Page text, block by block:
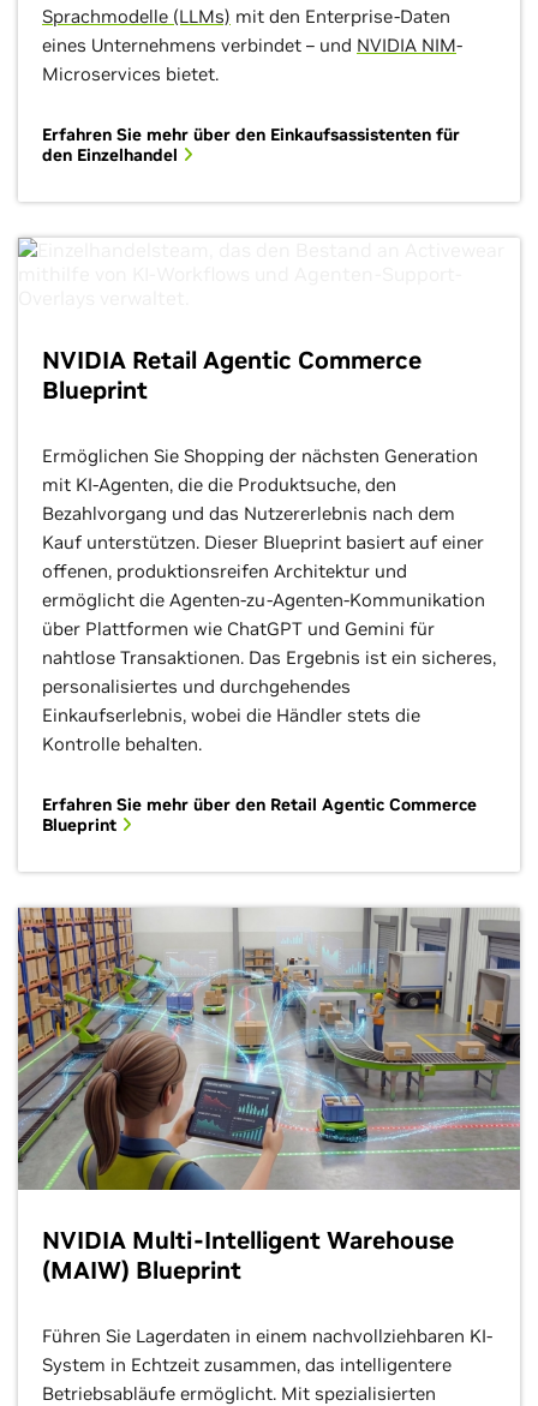
Sprachmodelle (LLMs) mit den Enterprise-Daten
eines Unternehmens verbindet – und NVIDIA NIM-
Microservices bietet.
Erfahren Sie mehr über den Einkaufsassistenten für
den Einzelhandel
NVIDIA Retail Agentic Commerce
Blueprint
Ermöglichen Sie Shopping der nächsten Generation
mit KI-Agenten, die die Produktsuche, den
Bezahlvorgang und das Nutzererlebnis nach dem
Kauf unterstützen. Dieser Blueprint basiert auf einer
offenen, produktionsreifen Architektur und
ermöglicht die Agenten-zu-Agenten-Kommunikation
über Plattformen wie ChatGPT und Gemini für
nahtlose Transaktionen. Das Ergebnis ist ein sicheres,
personalisiertes und durchgehendes
Einkaufserlebnis, wobei die Händler stets die
Kontrolle behalten.
Erfahren Sie mehr über den Retail Agentic Commerce
Blueprint
NVIDIA Multi-Intelligent Warehouse
(MAIW) Blueprint
Führen Sie Lagerdaten in einem nachvollziehbaren KI-
System in Echtzeit zusammen, das intelligentere
Betriebsabläufe ermöglicht. Mit spezialisierten